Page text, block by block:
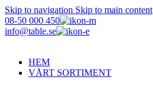
Skip to navigation Skip to main content
08-50 000 450
info@table.se
HEM
VÅRT SORTIMENT